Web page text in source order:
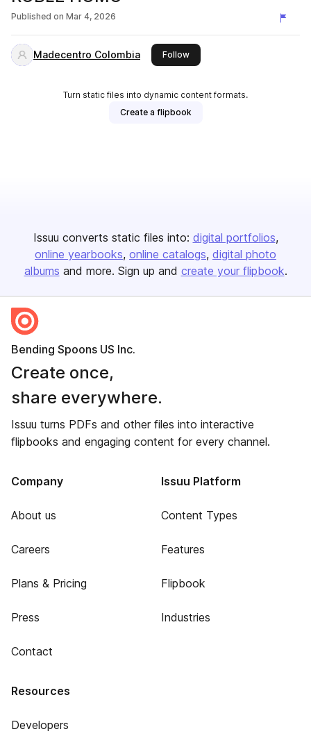
Published on Mar 4, 2026
Madecentro Colombia Followthis publisher
Turn static files into dynamic content formats.
Create a flipbook
Issuu converts static files into: digital portfolios
online yearbooks online catalogs digital photo
albums and more. Sign up and create your flipbook.
Bending Spoons US Inc.
Create once,
share everywhere.
Issuu turns PDFs and other files into interactive
flipbooks and engaging content for every channel.
Company
About us
Careers
Plans & Pricing
Press
Contact
Issuu Platform
Content Types
Features
Flipbook
Industries
Resources
Developers